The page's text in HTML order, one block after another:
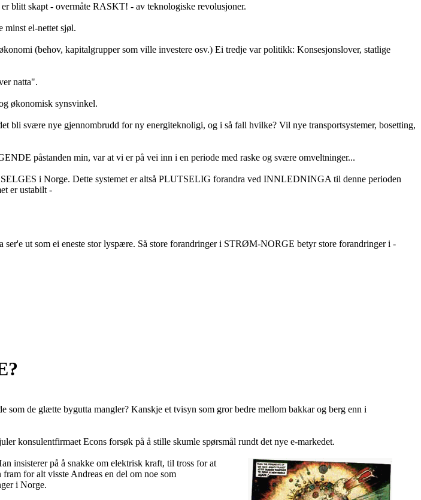
blitt skapt - overmåte RASKT! - av teknologiske revolusjoner.
minst el-nettet sjøl.
(behov, kapitalgrupper som ville investere osv.) Ei tredje var politikk: Konsesjonslover, statlige
natta".
økonomisk synsvinkel.
svære nye gjennombrudd for ny energiteknoligi, og i så fall hvilke? Vil nye transportsystemer, bosetting,
påstanden min, var at vi er på vei inn i en periode med raske og svære omveltninger...
i Norge. Dette systemet er altså PLUTSELIG forandra ved INNLEDNINGA til denne perioden
er ustabilt -
ut som ei eneste stor lyspære. Så store forandringer i STRØM-NORGE betyr store forandringer i -
som de glætte bygutta mangler? Kanskje et tvisyn som gror bedre mellom bakkar og berg enn i
konsulentfirmaet Econs forsøk på å stille skumle spørsmål rundt det nye e-markedet.
insisterer på å snakke om elektrisk kraft, til tross for at
for alt visste Andreas en del om noe som
i Norge.